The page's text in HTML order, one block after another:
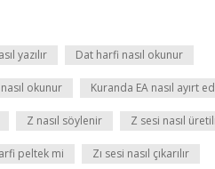
yazılır Dat harfi nasıl okunur
okunur Kuranda EA nasıl ayırt
Z nasıl söylenir Z sesi nasıl
peltek mi Zı sesi nasıl çıkarılır